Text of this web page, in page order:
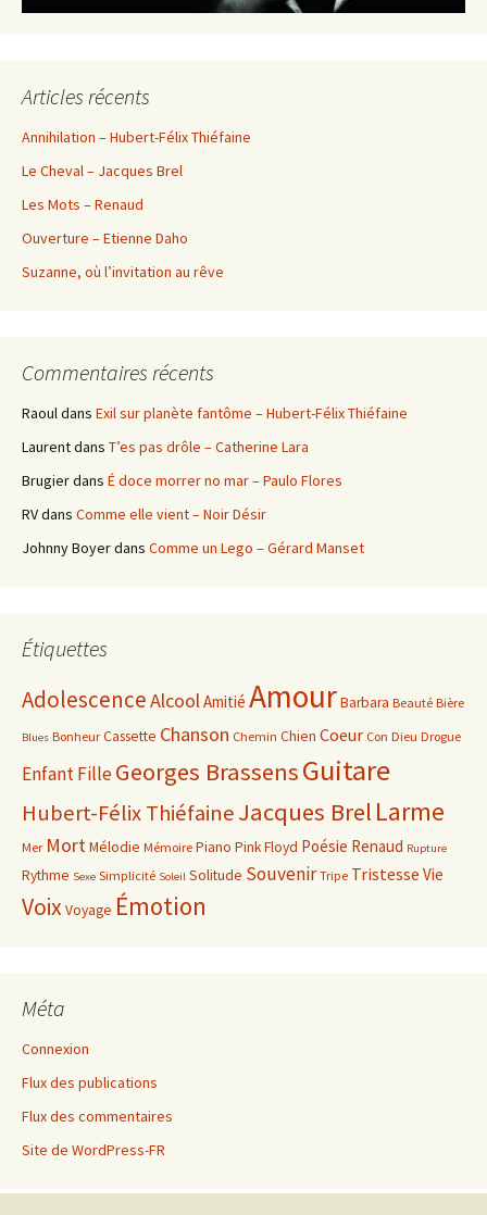
Articles récents
Annihilation – Hubert-Félix Thiéfaine
Le Cheval – Jacques Brel
Les Mots – Renaud
Ouverture – Etienne Daho
Suzanne, où l’invitation au rêve
Commentaires récents
Raouldans Exil sur planète fantôme – Hubert-Félix Thiéfaine
Laurentdans T’es pas drôle – Catherine Lara
Brugierdans É doce morrer no mar – Paulo Flores
RVdans Comme elle vient – Noir Désir
Johnny Boyerdans Comme un Lego – Gérard Manset
Étiquettes
AdolescenceAlcoolAmitié AmourBarbara Beauté Bière
Blues Bonheur Cassette Chanson Chemin Chien Coeur Con Dieu Drogue
EnfantFilleGeorges BrassensGuitare
Hubert-Félix ThiéfaineJacques Brel Larme
Mer MortMélodie Mémoire Piano Pink Floyd Poésie Renaud Rupture
Rythme Sexe Simplicité Soleil Solitude Souvenir Tripe Tristesse Vie
VoixVoyage Émotion
Méta
Connexion
Flux des publications
Flux des commentaires
Site de WordPress-FR